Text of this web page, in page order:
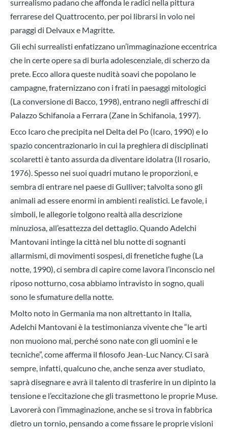
surrealismo padano che affonda le radici nella pittura
ferrarese del Quattrocento, per poi librarsi in volo nei
paraggi di Delvaux e Magritte.
Gli echi surrealisti enfatizzano un’immaginazione eccentrica
che in certe opere sa di burla adolescenziale, di scherzo da
prete. Ecco allora queste nudità soavi che popolano le
campagne, fraternizzano con i frati in paesaggi mitologici
(La conversione di Bacco, 1998), entrano negli affreschi di
Palazzo Schifanoia a Ferrara (Zane in Schifanoia, 1997).
Ecco Icaro che precipita nel Delta del Po (Icaro, 1990) e lo
spazio concentrazionario in cui la preghiera di disciplinati
scolaretti è tanto assurda da diventare idolatra (Il rosario,
1976). Spesso nei suoi quadri mutano le proporzioni, e
sembra di entrare nel paese di Gulliver; talvolta sono gli
animali ad essere enormi in ambienti realistici. Le favole, i
simboli, le allegorie tolgono realtà alla descrizione
minuziosa, all’esattezza del dettaglio. Quando Adelchi
Mantovani intinge la città nel blu notte di sognanti
allarmismi, di movimenti sospesi, di frenetiche fughe (La
notte, 1990), ci sembra di capire come lavora l’inconscio nel
riposo notturno, cosa abbiamo intravisto in sogno, quali
sono le sfumature della notte.
Molto noto in Germania ma non altrettanto in Italia,
Adelchi Mantovani è la testimonianza vivente che “le arti
non muoiono mai, perché sono nate con gli uomini e le
tecniche”, come afferma il filosofo Jean-Luc Nancy. Ci sarà
sempre, infatti, qualcuno che, anche senza aver studiato,
saprà disegnare e avrà il talento di trasferire in un dipinto la
tensione e l’eccitazione che gli trasmettono le proprie Muse.
Lavorerà con l’immaginazione, anche se si trova in fabbrica
dietro un tornio, pensando a come fissare le proprie visioni